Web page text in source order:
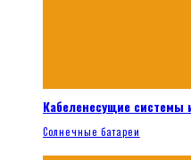
Кабеленесущие системы
Солнечные батареи